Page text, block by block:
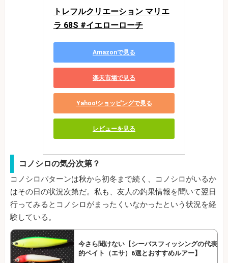
トレフルクリエーション マリエ
ラ 68S #イエローローチ
Amazonで見る
楽天市場で見る
Yahoo!ショッピングで見る
レビューを見る
コノシロの気分次第？
コノシロパターンは秋から初冬まで続く、コノシロがいるか
はその日の状況次第だ。私も、友人の釣果情報を聞いて翌日
行ってみるとコノシロがまったくいなかったという状況を経
験している。
今さら聞けない【シーバスフィッシングの代表
的ベイト（エサ）6選とおすすめルアー】